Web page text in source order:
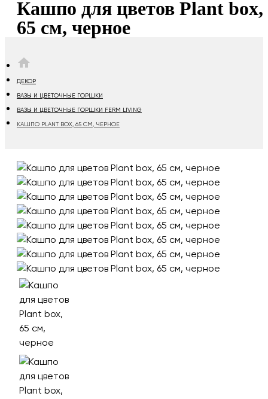
Кашпо для цветов Plant box,
65 см, черное
ДЕКОР
ВАЗЫ И ЦВЕТОЧНЫЕ ГОРШКИ
ВАЗЫ И ЦВЕТОЧНЫЕ ГОРШКИ FERM LIVING
КАШПО PLANT BOX, 65 СМ, ЧЕРНОЕ